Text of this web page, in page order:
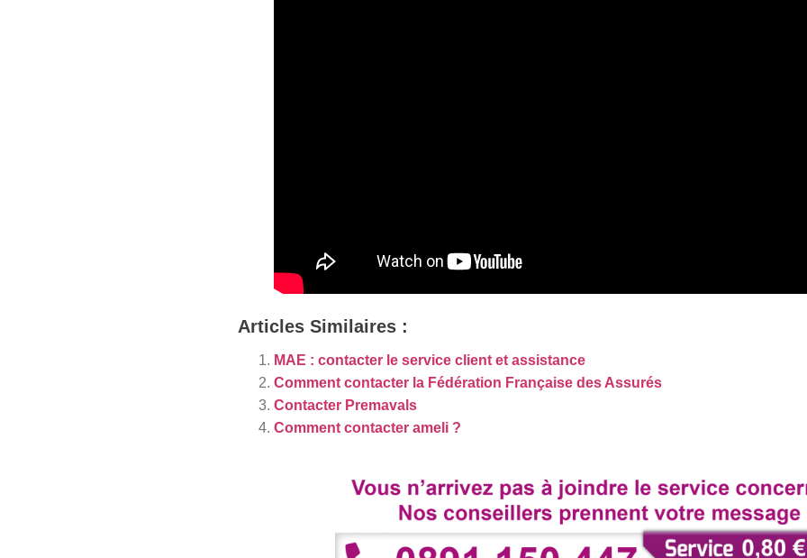
Articles Similaires :
MAE : contacter le service client et assistance
Comment contacter la Fédération Française des Assurés
Contacter Premavals
Comment contacter ameli ?